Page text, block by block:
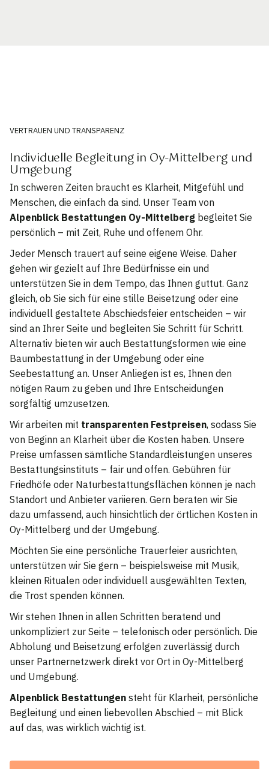
VERTRAUEN UND TRANSPARENZ
Individuelle Begleitung in Oy-Mittelberg und
Umgebung
In schweren Zeiten braucht es Klarheit, Mitgefühl und
Menschen, die einfach da sind. Unser Team von
Alpenblick Bestattungen Oy-Mittelberg begleitet Sie
persönlich – mit Zeit, Ruhe und offenem Ohr.
Jeder Mensch trauert auf seine eigene Weise. Daher
gehen wir gezielt auf Ihre Bedürfnisse ein und
unterstützen Sie in dem Tempo, das Ihnen guttut. Ganz
gleich, ob Sie sich für eine stille Beisetzung oder eine
individuell gestaltete Abschiedsfeier entscheiden – wir
sind an Ihrer Seite und begleiten Sie Schritt für Schritt.
Alternativ bieten wir auch Bestattungsformen wie eine
Baumbestattung in der Umgebung oder eine
Seebestattung an. Unser Anliegen ist es, Ihnen den
nötigen Raum zu geben und Ihre Entscheidungen
sorgfältig umzusetzen.
Wir arbeiten mit transparenten Festpreisen, sodass Sie
von Beginn an Klarheit über die Kosten haben. Unsere
Preise umfassen sämtliche Standardleistungen unseres
Bestattungsinstituts – fair und offen. Gebühren für
Friedhöfe oder Naturbestattungsflächen können je nach
Standort und Anbieter variieren. Gern beraten wir Sie
dazu umfassend, auch hinsichtlich der örtlichen Kosten in
Oy-Mittelberg und der Umgebung.
Möchten Sie eine persönliche Trauerfeier ausrichten,
unterstützen wir Sie gern – beispielsweise mit Musik,
kleinen Ritualen oder individuell ausgewählten Texten,
die Trost spenden können.
Wir stehen Ihnen in allen Schritten beratend und
unkompliziert zur Seite – telefonisch oder persönlich. Die
Abholung und Beisetzung erfolgen zuverlässig durch
unser Partnernetzwerk direkt vor Ort in Oy-Mittelberg
und Umgebung.
Alpenblick Bestattungen steht für Klarheit, persönliche
Begleitung und einen liebevollen Abschied – mit Blick
auf das, was wirklich wichtig ist.